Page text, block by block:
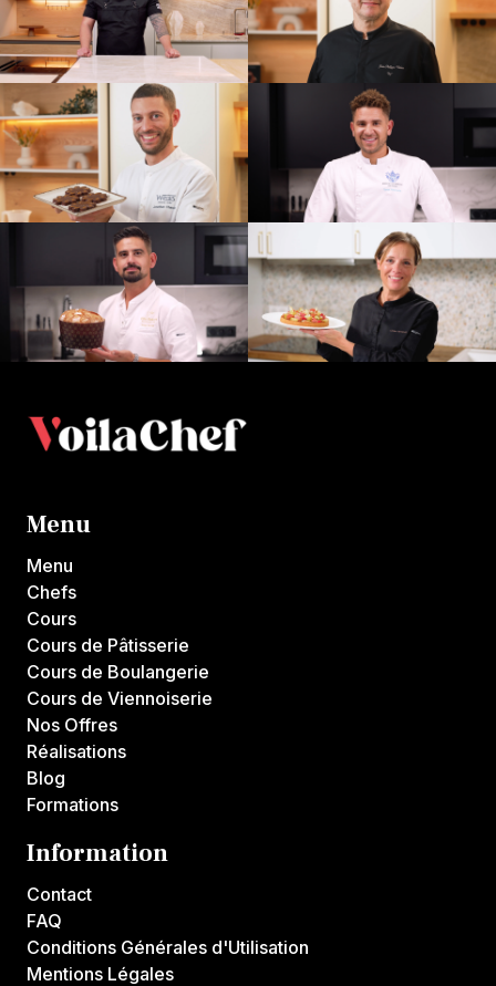
Menu
Menu
Chefs
Cours
Cours de Pâtisserie
Cours de Boulangerie
Cours de Viennoiserie
Nos Offres
Réalisations
Blog
Formations
Information
Contact
FAQ
Conditions Générales d'Utilisation
Mentions Légales